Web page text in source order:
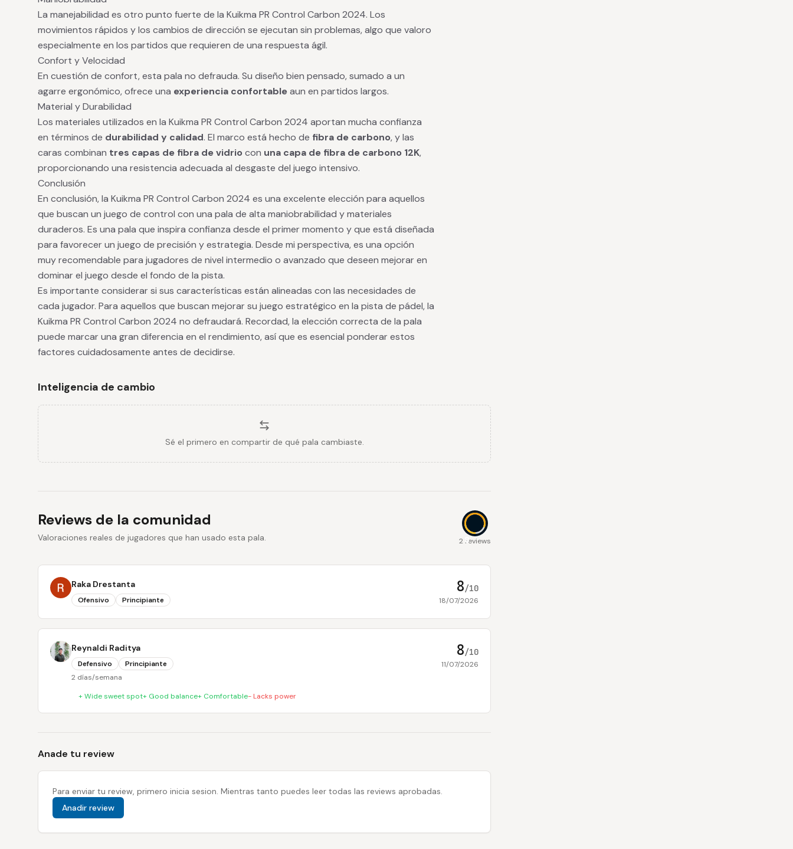
La manejabilidad es otro punto fuerte de la Kuikma PR Control Carbon 2024. Los
movimientos rápidos y los cambios de dirección se ejecutan sin problemas, algo que valoro
especialmente en los partidos que requieren de una respuesta ágil.
Confort y Velocidad
En cuestión de confort, esta pala no defrauda. Su diseño bien pensado, sumado a un
agarre ergonómico, ofrece una experiencia confortableaun en partidos largos.
Material y Durabilidad
Los materiales utilizados en la Kuikma PR Control Carbon 2024 aportan mucha confianza
en términos de durabilidad y calidad. El marco está hecho de fibra de carbono, y las
caras combinan tres capas de fibra de vidrio con una capa de fibra de carbono 12K,
proporcionando una resistencia adecuada al desgaste del juego intensivo.
Conclusión
En conclusión, la Kuikma PR Control Carbon 2024 es una excelente elección para aquellos
que buscan un juego de control con una pala de alta maniobrabilidad y materiales
duraderos. Es una pala que inspira confianza desde el primer momento y que está diseñada
para favorecer un juego de precisión y estrategia. Desde mi perspectiva, es una opción
muy recomendable para jugadores de nivel intermedio o avanzado que deseen mejorar en
dominar el juego desde el fondo de la pista.
Es importante considerar si sus características están alineadas con las necesidades de
cada jugador. Para aquellos que buscan mejorar su juego estratégico en la pista de pádel, la
Kuikma PR Control Carbon 2024 no defraudará. Recordad, la elección correcta de la pala
puede marcar una gran diferencia en el rendimiento, así que es esencial ponderar estos
factores cuidadosamente antes de decidirse.
Inteligencia de cambio
Sé el primero en compartir de qué pala cambiaste.
Reviews de la comunidad
Valoraciones reales de jugadores que han usado esta pala. 8
2 reviews
Raka Drestanta
Ofensivo Principiante
8/10
18/07/2026
Reynaldi Raditya
Defensivo
Principiante
2 días/semana
8/10
11/07/2026
+Wide sweet spot+ Good balance+ Comfortable- Lacks power
Anade tu review
Para enviar tu review, primero inicia sesion. Mientras tanto puedes leer todas las reviews aprobadas.
Anadir review